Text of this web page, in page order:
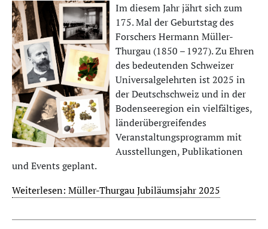
Im diesem Jahr jährt sich zum
175. Mal der Geburtstag des
Forschers Hermann Müller-
Thurgau (1850 – 1927). Zu Ehren
des bedeutenden Schweizer
Universalgelehrten ist 2025 in
der Deutschschweiz und in der
Bodenseeregion ein vielfältiges,
länderübergreifendes
Veranstaltungsprogramm mit
Ausstellungen, Publikationen
und Events geplant.
Weiterlesen: Müller-Thurgau Jubiläumsjahr 2025